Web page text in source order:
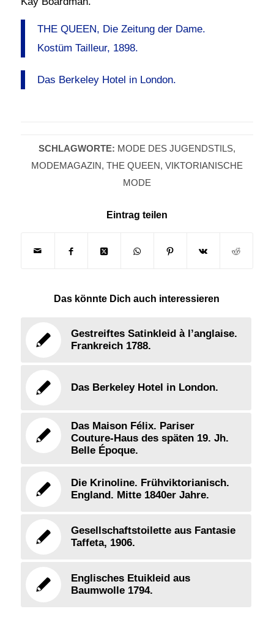
THE QUEEN, Die Zeitung der Dame.
Kostüm Tailleur, 1898.
Das Berkeley Hotel in London.
SCHLAGWORTE: MODE DES JUGENDSTILS,
MODEMAGAZIN, THE QUEEN, VIKTORIANISCHE
MODE
Eintrag teilen
Das könnte Dich auch interessieren
Gestreiftes Satinkleid à l’anglaise.
Frankreich 1788.
Das Berkeley Hotel in London.
Das Maison Félix. Pariser
Couture-Haus des späten 19. Jh.
Belle Époque.
Die Krinoline. Frühviktorianisch.
England. Mitte 1840er Jahre.
Gesellschaftstoilette aus Fantasie
Taffeta, 1906.
Englisches Etuikleid aus
Baumwolle 1794.